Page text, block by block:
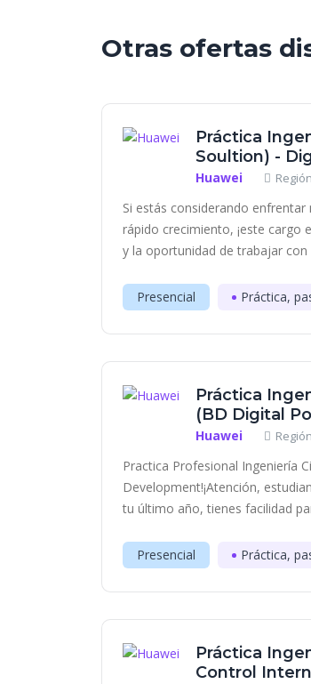
Otras ofertas
Práctica
Soultion) -
Huawei
Si estás considerando
rápido crecimiento, ¡este cargo
y la oportunidad de trabajar con
Presencial Práctica,
Práctica
(BD Digital
Huawei
Practica Profesional Ingeniería
Development!¡Atención,
tu último año, tienes facilidad
Presencial Práctica,
Práctica
Control